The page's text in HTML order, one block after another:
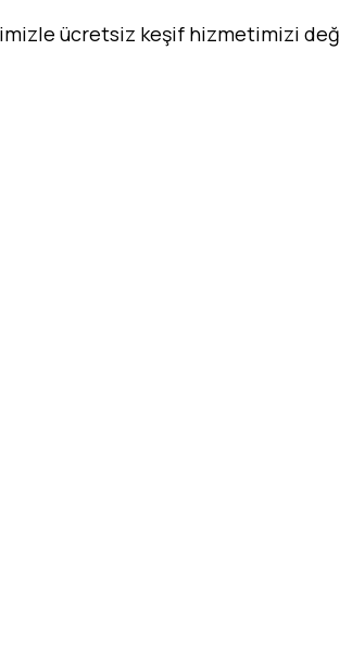
ücretsiz keşif hizmetimizi